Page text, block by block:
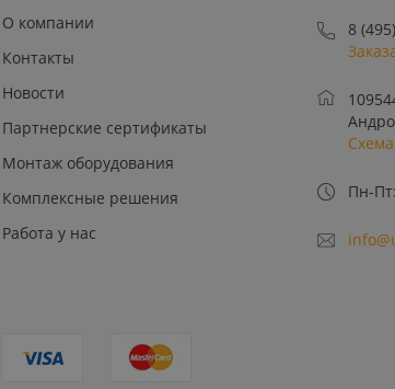
О компании
Контакты
Новости
Партнерские сертификаты
Монтаж оборудования
Комплексные решения
Работа у нас
8
Пн-